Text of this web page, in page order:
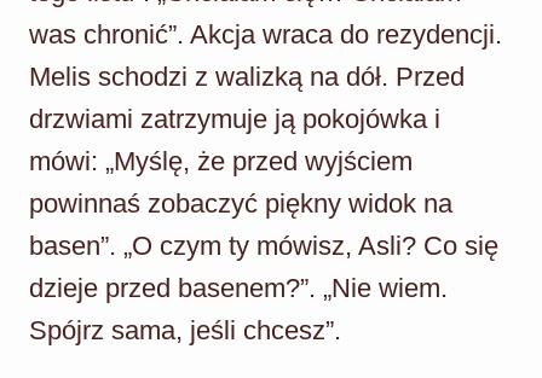
was chronić”. Akcja wraca do rezydencji.
Melis schodzi z walizką na dół. Przed
drzwiami zatrzymuje ją pokojówka i
mówi: „Myślę, że przed wyjściem
powinnaś zobaczyć piękny widok na
basen”. „O czym ty mówisz, Asli? Co się
dzieje przed basenem?”. „Nie wiem.
Spójrz sama, jeśli chcesz”.